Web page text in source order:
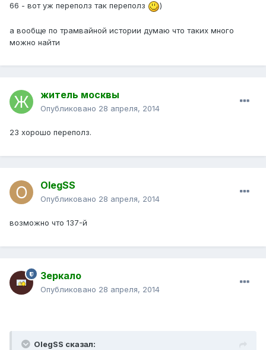
66 - вот уж переполз так переполз
)
а вообще по трамвайной истории думаю что таких много
можно найти
житель москвы
Опубликовано 28 апреля, 2014
23 хорошо переполз.
OlegSS
Опубликовано 28 апреля, 2014
возможно что 137-й
Зеркало
Опубликовано 28 апреля, 2014
OlegSS сказал: